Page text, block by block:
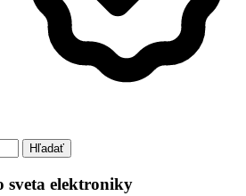
Hľadať
sveta elektroniky